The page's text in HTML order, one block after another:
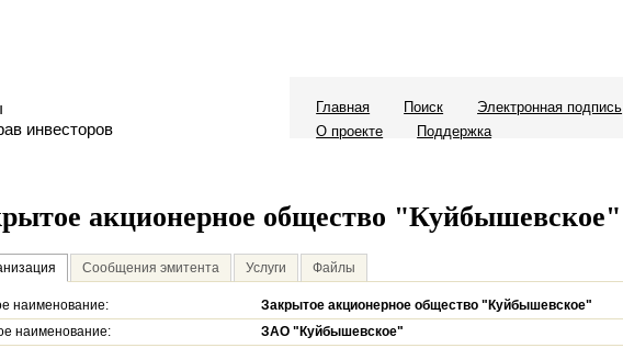
инвесторов
Главная Поиск Электронная подпись
О проекте
Поддержка
акционерное общество "Куйбышевское"
Сообщения эмитента Услуги Файлы
наименование:
Закрытое акционерное общество "Куйбышевское"
наименование:
ЗАО "Куйбышевское"